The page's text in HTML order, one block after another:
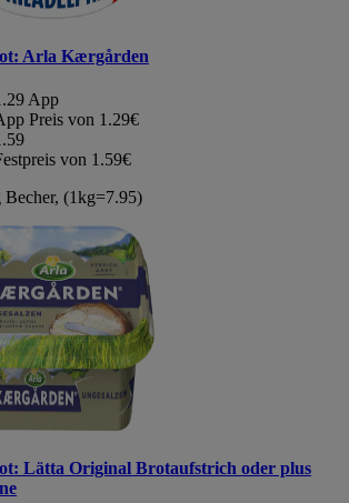
Arla Kærgården
App
Preis von 1.29€
von 1.59€
Becher, (1kg=7.95)
Lätta Original Brotaufstrich oder plus